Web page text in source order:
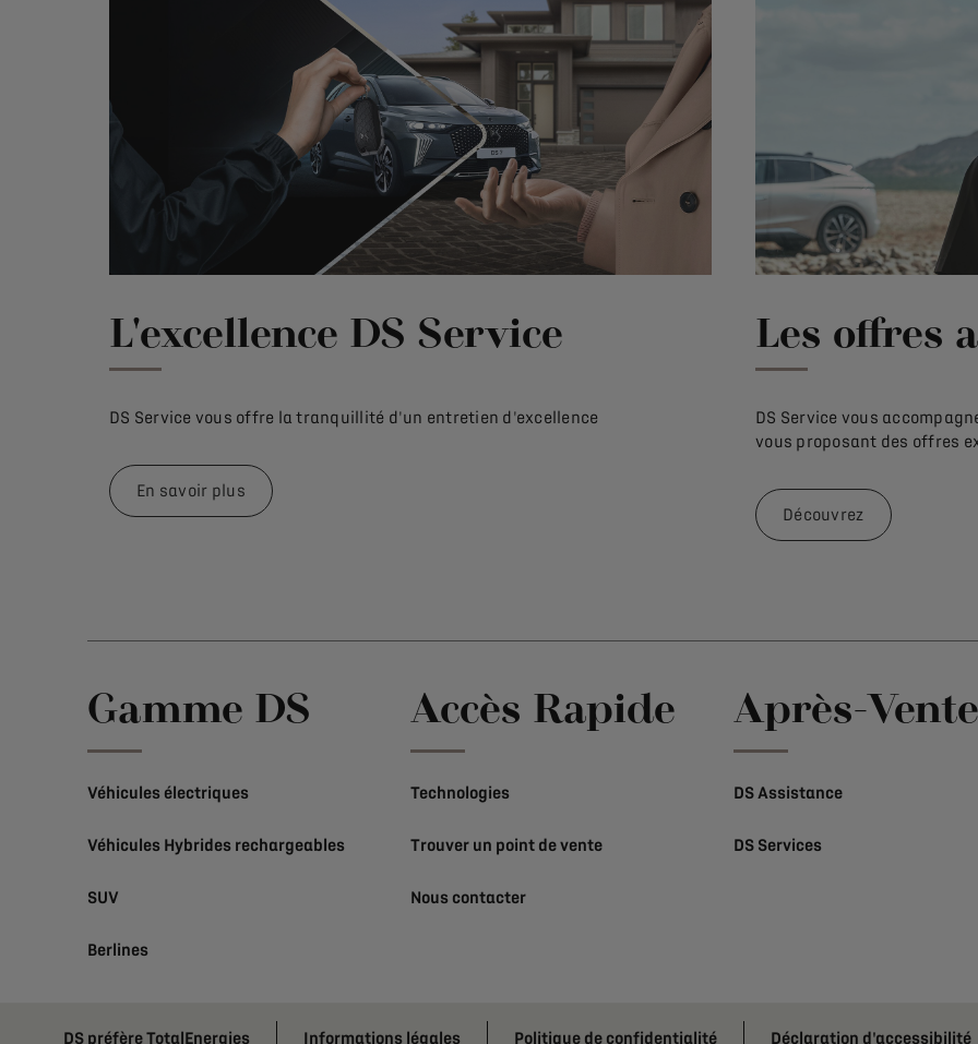
L'excellence DS Service
DS Service vous offre la tranquillité d'un entretien d'excellence
En savoir plus
Les offres
DS Service vous
vous proposant des offres
Découvrez
Gamme DS
Véhicules électriques
Véhicules Hybrides rechargeables
SUV
Berlines
Accès Rapide
Technologies
Trouver un point de vente
Nous contacter
Après-Vente
DS Assistance
DS Services
DS préfère TotalEnergies Informations légales Politique de confidentialité Déclaration d'accessibilité